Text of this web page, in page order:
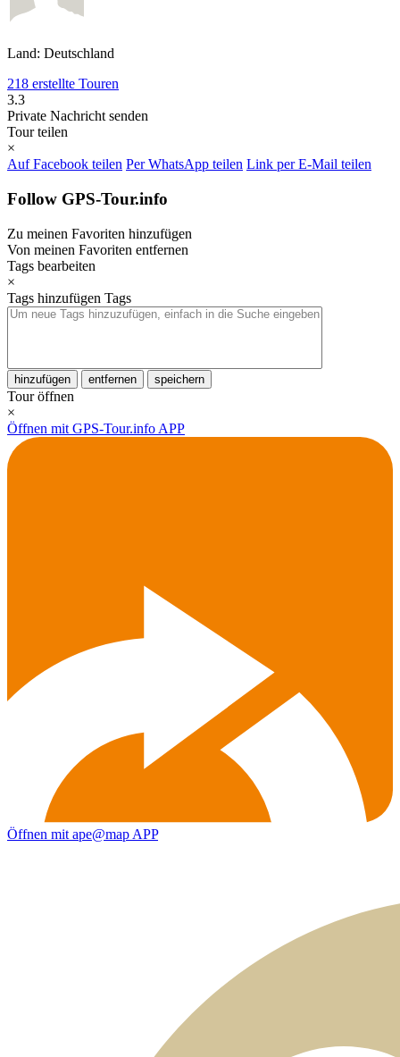
Land: Deutschland
218 erstellte Touren
3.3
Private Nachricht senden
Tour teilen
×
Auf Facebook teilen Per WhatsApp teilen Link per E-Mail teilen
Follow GPS-Tour.info
Zu meinen Favoriten hinzufügen
Von meinen Favoriten entfernen
Tags bearbeiten
×
Tags hinzufügen Tags
hinzufügen entfernen speichern
Tour öffnen
×
Öffnen mit GPS-Tour.info APP
Öffnen mit ape@map APP